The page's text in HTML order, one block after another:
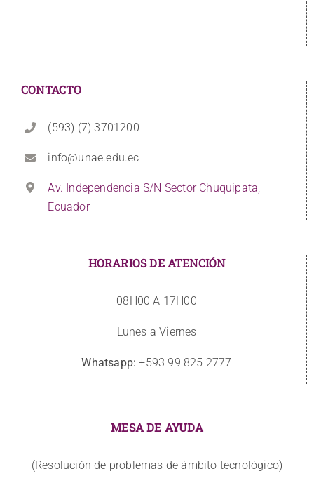
CONTACTO
(593) (7) 3701200
info@unae.edu.ec
Av. Independencia S/N Sector Chuquipata,
Ecuador
HORARIOS DE ATENCIÓN
08H00 A 17H00
Lunes a Viernes
Whatsapp: +593 99 825 2777
MESA DE AYUDA
(Resolución de problemas de ámbito tecnológico)